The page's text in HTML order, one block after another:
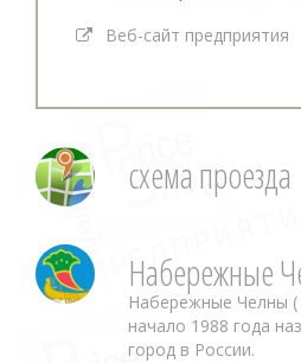
Веб-сайт предприятия
схема проезда
Набережные
Набережные Челны (
начало 1988 года
город в России.